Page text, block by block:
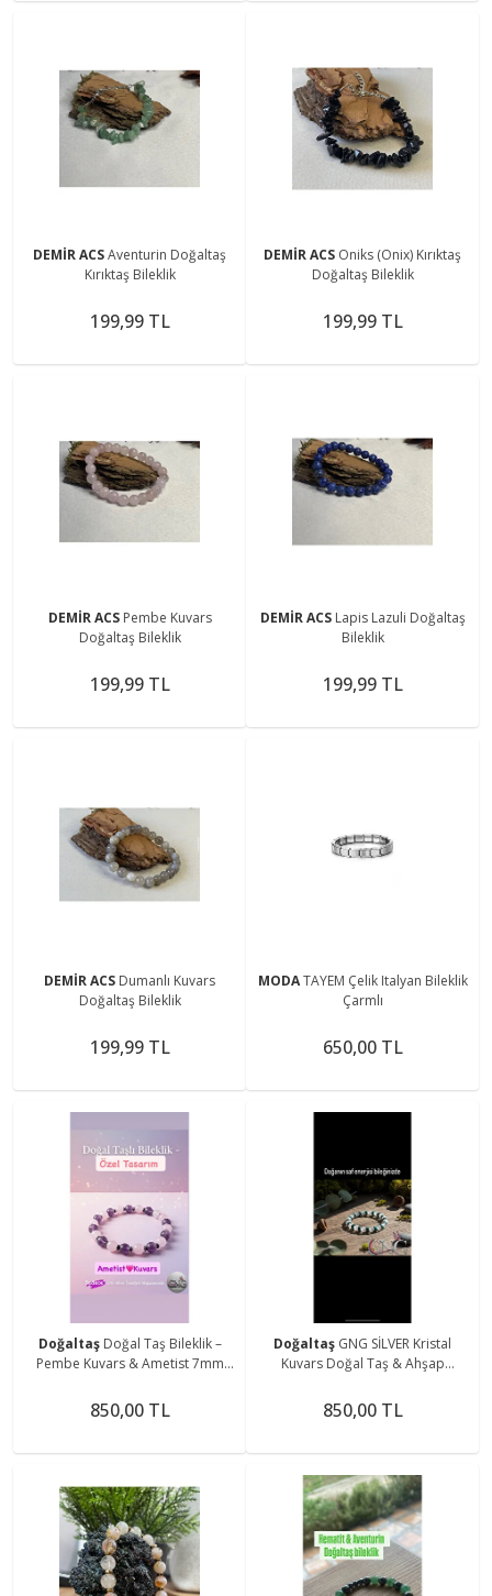
DEMİR ACSAventurin Doğaltaş
Kırıktaş Bileklik
199,99 TL
DEMİR ACS Oniks (Onix) Kırıktaş
Doğaltaş Bileklik
199,99 TL
DEMİR ACS Pembe Kuvars
Doğaltaş Bileklik
199,99 TL
DEMİR ACS Lapis Lazuli Doğaltaş
Bileklik
199,99 TL
DEMİR ACS Dumanlı Kuvars
Doğaltaş Bileklik
199,99 TL
MODATAYEM Çelik Italyan Bileklik
Çarmlı
650,00 TL
Doğaltaş Doğal Taş Bileklik –
Pembe Kuvars & Ametist 7mm
850,00 TL
Doğaltaş GNG SİLVER Kristal
Kuvars Doğal Taş & Ahşap
Boho Tarz
850,00 TL